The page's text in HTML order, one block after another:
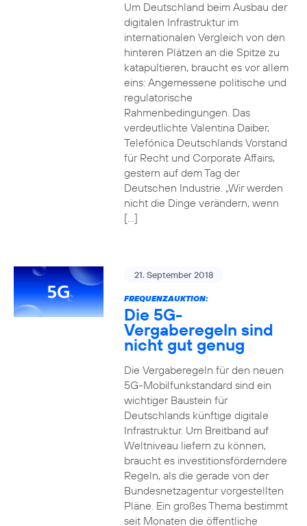
Um Deutschland beim Ausbau der
digitalen Infrastruktur im
internationalen Vergleich von den
hinteren Plätzen an die Spitze zu
katapultieren, braucht es vor allem
eins: Angemessene politische und
regulatorische
Rahmenbedingungen. Das
verdeutlichte Valentina Daiber,
Telefónica Deutschlands Vorstand
für Recht und Corporate Affairs,
gestern auf dem Tag der
Deutschen Industrie. „Wir werden
nicht die Dinge verändern, wenn
[…]
21. September 2018
FREQUENZAUKTION:
Die 5G-
Vergaberegeln sind
nicht gut genug
Die Vergaberegeln für den neuen
5G-Mobilfunkstandard sind ein
wichtiger Baustein für
Deutschlands künftige digitale
Infrastruktur. Um Breitband auf
Weltniveau liefern zu können,
braucht es investitionsförderndere
Regeln, als die gerade von der
Bundesnetzagentur vorgestellten
Pläne. Ein großes Thema bestimmt
seit Monaten die öffentliche